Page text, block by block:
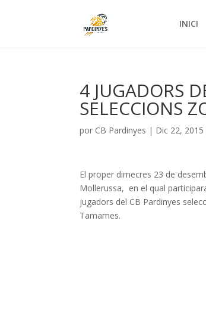
INICI
4 JUGADORS
SELECCIONS
por CB Pardinyes | Dic 22, 2015
El proper dimecres 23 de
Mollerussa, en el qual
jugadors del CB Pardinyes
Tamames.